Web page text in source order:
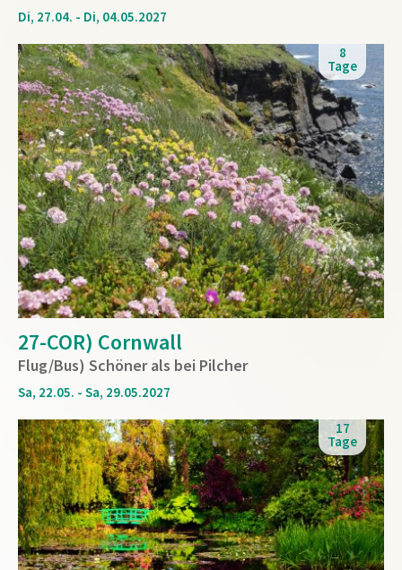
Di, 27.04. - Di, 04.05.2027
8
Tage
27-COR) Cornwall
Flug/Bus) Schöner als bei Pilcher
Sa, 22.05. - Sa, 29.05.2027
17
Tage